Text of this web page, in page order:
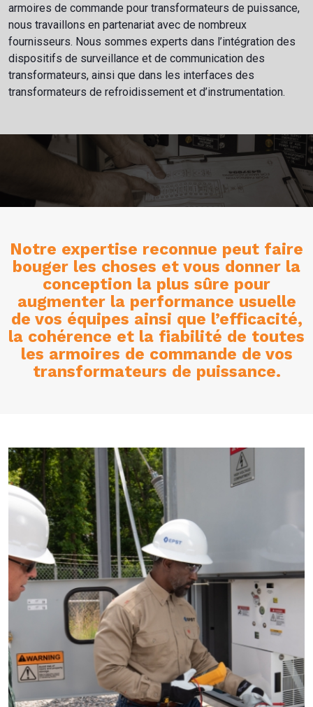
armoires de commande pour transformateurs de puissance,
nous travaillons en partenariat avec de nombreux
fournisseurs. Nous sommes experts dans l’intégration des
dispositifs de surveillance et de communication des
transformateurs, ainsi que dans les interfaces des
transformateurs de refroidissement et d’instrumentation.
Notre expertise reconnue peut faire
bouger les choses et vous donner la
conception la plus sûre pour
augmenter la performance usuelle
de vos équipes ainsi que l’efficacité,
la cohérence et la fiabilité de toutes
les armoires de commande de vos
transformateurs de puissance.